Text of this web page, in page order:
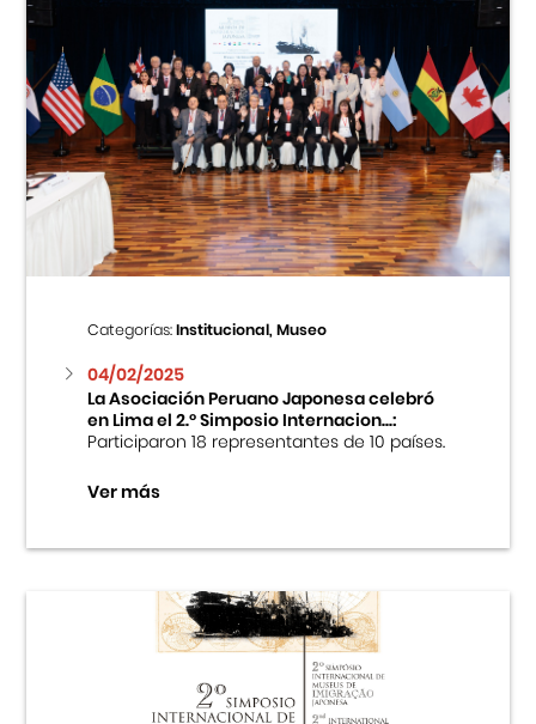
Categorías:Institucional, Museo
04/02/2025
La Asociación Peruano Japonesa celebró
en Lima el 2.º Simposio Internacion...:
Participaron 18 representantes de 10 países.
Ver más